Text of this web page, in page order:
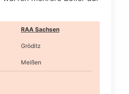
RAA Sachsen
Gröditz
Meißen